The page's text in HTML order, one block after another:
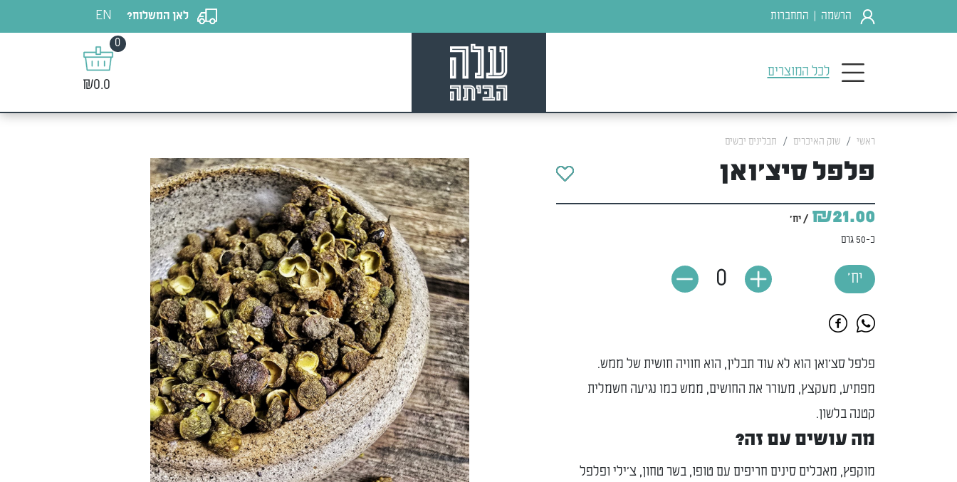
הרשמה התחברות לאן המשלוח? EN
לכל המוצרים
0
₪0.0
ראשי שוק האיכרים תבלינים יבשים
פלפל סיצ'ואן
₪21.00 / יח'
כ-50 גרם
יח' 0
פלפל סצ'ואן הוא לא עוד תבלין, הוא חוויה חושית של ממש.
מפתיע, מעקצץ, מעורר את החושים, ממש כמו נגיעה חשמלית
קטנה בלשון.
מה עושים עם זה?
מוקפץ, מאכלים סינים חריפים עם טופו, בשר טחון, צ'ילי ופלפל